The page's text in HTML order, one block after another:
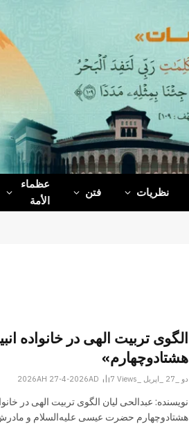
نظریات فتن
عظماء‌
الأمة
الگوی تربیت الهی در خانواده
هشتادوچهارم»
دو _27 _اپریل _2026AH 27-4-2026AD 7Views
نویسنده: عبدالحی لیان الگوی تربیت الهی در
هشتادوچهارم حضرت عیسی علیه‌السلام و